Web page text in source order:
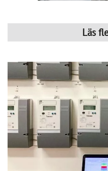
ekonomi
Med IMD kan
kontroll över
rättvis fördelning
CoLin Fastighetsservice
traditionell